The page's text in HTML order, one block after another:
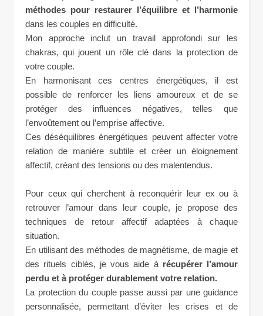
méthodes pour restaurer l’équilibre et l’harmonie
dans les couples en difficulté.
Mon approche inclut un travail approfondi sur les
chakras, qui jouent un rôle clé dans la protection de
votre couple.
En harmonisant ces centres énergétiques, il est
possible de renforcer les liens amoureux et de se
protéger des influences négatives, telles que
l’envoûtement ou l’emprise affective.
Ces déséquilibres énergétiques peuvent affecter votre
relation de manière subtile et créer un éloignement
affectif, créant des tensions ou des malentendus.
Pour ceux qui cherchent à reconquérir leur ex ou à
retrouver l’amour dans leur couple, je propose des
techniques de retour affectif adaptées à chaque
situation.
En utilisant des méthodes de magnétisme, de magie et
des rituels ciblés, je vous aide à récupérer l’amour
perdu et à protéger durablement votre relation.
La protection du couple passe aussi par une guidance
personnalisée, permettant d’éviter les crises et de